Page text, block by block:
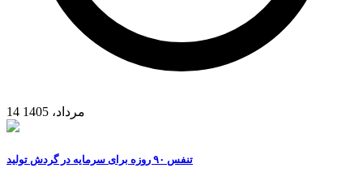
14 مرداد، 1405
تنفس ۹۰ روزه برای سرمایه در گردش تولید